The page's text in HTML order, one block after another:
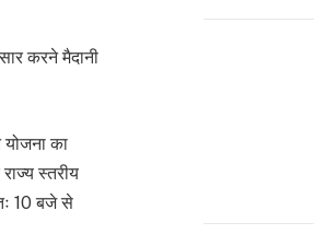
करने मैदानी
योजना का
स्तरीय
10 बजे से